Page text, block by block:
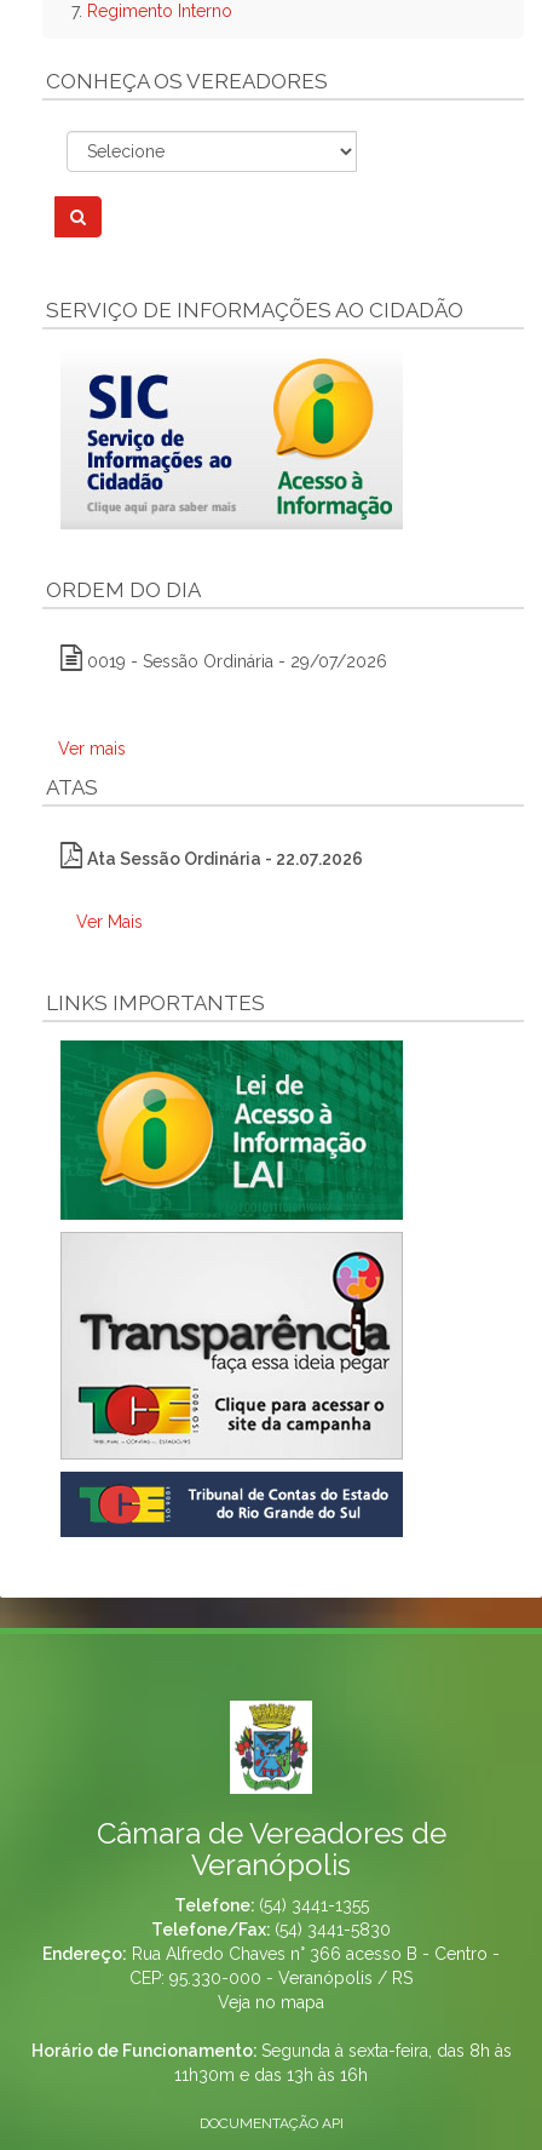
7. Regimento Interno
CONHEÇA OS VEREADORES
SERVIÇO DE INFORMAÇÕES AO CIDADÃO
ORDEM DO DIA
0019 - Sessão Ordinária - 29/07/2026
Ver mais
ATAS
Ata Sessão Ordinária - 22.07.2026
Ver Mais
LINKS IMPORTANTES
Câmara de Vereadores de
Veranópolis
Telefone: (54) 3441-1355
Telefone/Fax: (54) 3441-5830
Endereço: Rua Alfredo Chaves n° 366 acesso B - Centro -
CEP: 95.330-000 - Veranópolis / RS
Veja no mapa
Horário de Funcionamento: Segunda à sexta-feira, das 8h às
11h30m e das 13h às 16h
DOCUMENTAÇÃO API